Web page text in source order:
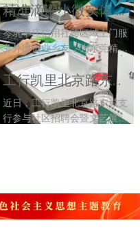
莓种植大户快速投放资金、纾
解经营难题。该行持续加大特
色涉农产业信贷投放，赋能乡
村振...[2026-08-06]
精准滴灌小微实体 金融赋能精工智造
岑巩平庄信用社跨区域上门服
务外出创业乡友，为东莞精密
加工企业发放50万元信用贷
款，破解异地融资难题。该社
持续深耕域外金融服务，以普
惠信贷助力小微精工制造发
展。[2026-08-06]
工行凯里北京路东城支行：夏送清凉助就业 金融宣教护民生
近日，工行凯里北京路东城支
行参与社区招聘会暨文艺展演
显大行...[2026-08-05]